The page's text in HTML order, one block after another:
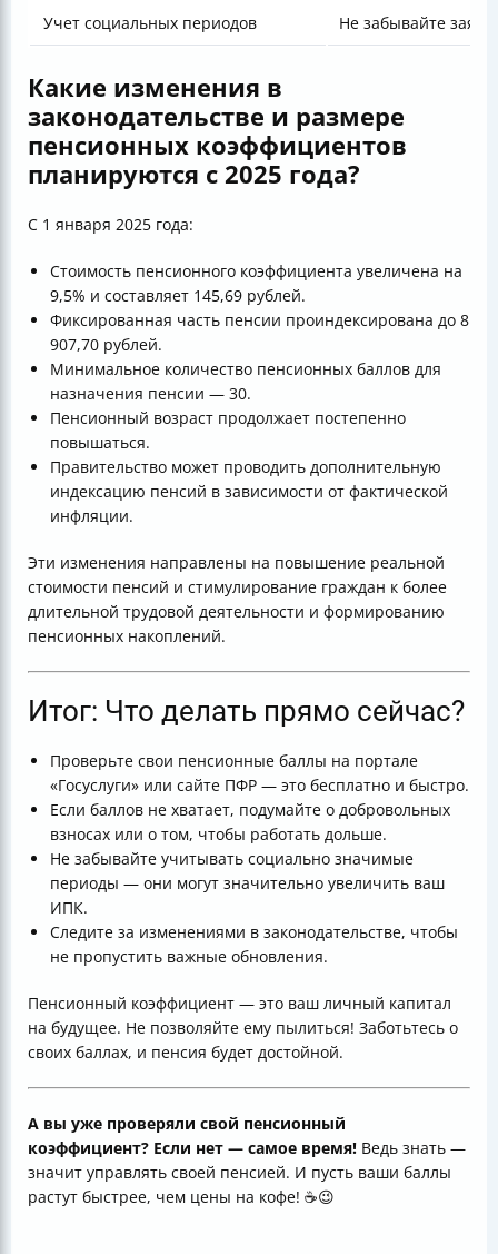
Учет социальных периодов Не забывайте
Какие изменения в
законодательстве и размере
пенсионных коэффициентов
планируются с 2025 года?
С 1 января 2025 года:
Стоимость пенсионного коэффициента увеличена на
9,5% и составляет 145,69 рублей.
Фиксированная часть пенсии проиндексирована до 8
907,70 рублей.
Минимальное количество пенсионных баллов для
назначения пенсии — 30.
Пенсионный возраст продолжает постепенно
повышаться.
Правительство может проводить дополнительную
индексацию пенсий в зависимости от фактической
инфляции.
Эти изменения направлены на повышение реальной
стоимости пенсий и стимулирование граждан к более
длительной трудовой деятельности и формированию
пенсионных накоплений.
Итог: Что делать прямо сейчас?
Проверьте свои пенсионные баллы на портале
«Госуслуги» или сайте ПФР — это бесплатно и быстро.
Если баллов не хватает, подумайте о добровольных
взносах или о том, чтобы работать дольше.
Не забывайте учитывать социально значимые
периоды — они могут значительно увеличить ваш
ИПК.
Следите за изменениями в законодательстве, чтобы
не пропустить важные обновления.
Пенсионный коэффициент — это ваш личный капитал
на будущее. Не позволяйте ему пылиться! Заботьтесь о
своих баллах, и пенсия будет достойной.
А вы уже проверяли свой пенсионный
коэффициент? Если нет — самое время! Ведь знать —
значит управлять своей пенсией. И пусть ваши баллы
растут быстрее, чем цены на кофе! ☕😉